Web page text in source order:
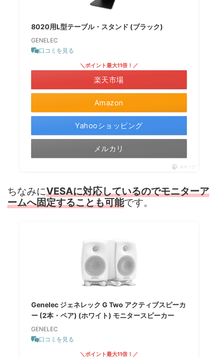
8020用L型テーブル・スタンド (ブラック)
GENELEC
口コミを見る
Amazon
＼ポイント最大11倍！／
楽天市場
Yahooショッピング
メルカリ
ポチップ
ちなみにVESAに対応しているのでモニターア
ームへ固定することも可能です。
Genelec ジェネレック G Two アクティブスピーカ
ー (2本・ペア) (ホワイト) モニタースピーカー
GENELEC
口コミを見る
＼ポイント最大11倍！／